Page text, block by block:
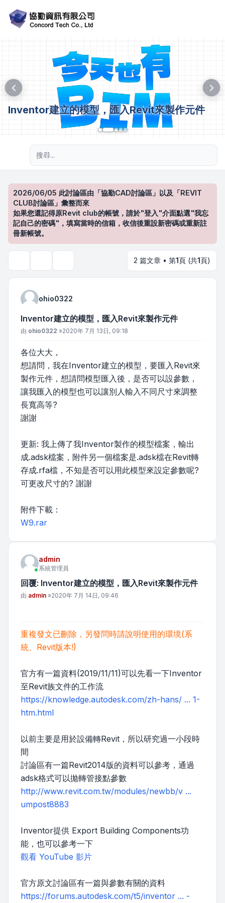
Inventor建立的模型，匯入Revit來製作元件
2026/06/05 此討論區由「協勤CAD討論區」以及「REVIT
CLUB討論區」彙整而來
如果您還記得原Revit club的帳號，請於"登入"介面點選"我忘
記自己的密碼"，填寫當時的信箱，收信後重設新密碼或重新註
冊新帳號。
2 篇文章 • 第1頁 (共1頁)
ohio0322
Inventor建立的模型，匯入Revit來製作元件
文章
由 ohio0322 »2020年 7月 13日, 09:18
各位大大，
想請問，我在Inventor建立的模型，要匯入Revit來
製作元件，想請問模型匯入後，是否可以設參數，
讓我匯入的模型也可以讓別人輸入不同尺寸來調整
長寬高等?
謝謝
更新: 我上傳了我Inventor製作的模型檔案，輸出
成.adsk檔案，附件另一個檔案是.adsk檔在Revit轉
存成.rfa檔，不知是否可以用此模型來設定參數呢?
可更改尺寸的? 謝謝
附件下載：
W9.rar
admin
系統管理員
回覆: Inventor建立的模型，匯入Revit來製作元件
文章
由 admin »2020年 7月 14日, 09:46
重複發文已刪除，另發問時請說明使用的環境(系
統、Revit版本!)
官方有一篇資料(2019/11/11)可以先看一下Inventor
至Revit族文件的工作流
https://knowledge.autodesk.com/zh-hans/ ... 1-
htm.html
以前主要是用於設備轉Revit，所以研究過一小段時
間
討論區有一篇Revit2014版的資料可以參考，通過
adsk格式可以拋轉管接點參數
http://www.revit.com.tw/modules/newbb/v ...
umpost8883
Inventor提供 Export Building Components功
能，也可以參考一下
觀看 YouTube 影片
官方原文討論區有一篇與參數有關的資料
https://forums.autodesk.com/t5/inventor ... -